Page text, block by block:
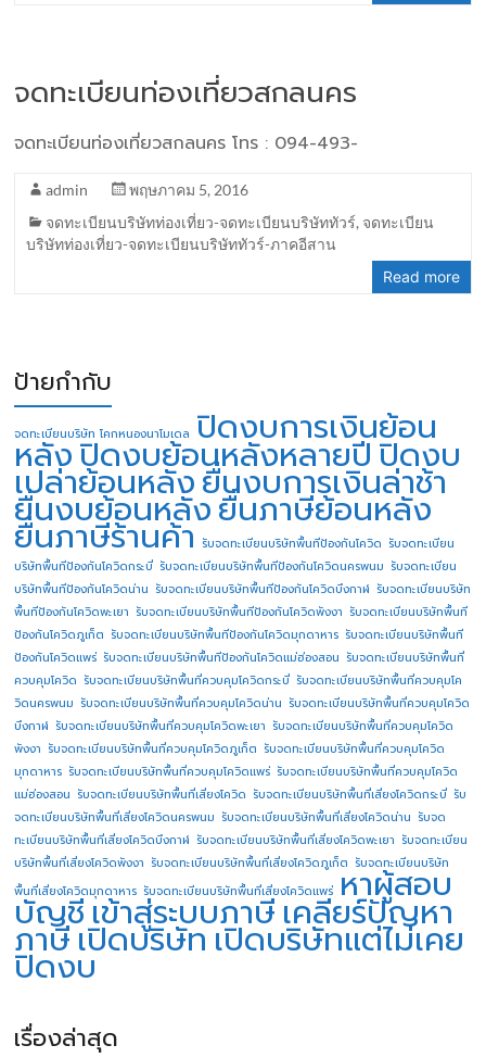
จดทะเบียนท่องเที่ยวสกลนคร
จดทะเบียนท่องเที่ยวสกลนคร โทร : 094-493-
admin
พฤษภาคม 5, 2016
จดทะเบียนบริษัทท่องเที่ยว-จดทะเบียนบริษัททัวร์, จดทะเบียน
บริษัทท่องเที่ยว-จดทะเบียนบริษัททัวร์-ภาคอีสาน
Read more
ป้ายกำกับ
จดทะเบียนบริษัท โคกหนองนาโมเดล ปิดงบการเงินย้อน
หลังปิดงบย้อนหลังหลายปี ปิดงบ
เปล่าย้อนหลังยื่นงบการเงินล่าช้า
ยื่นงบย้อนหลังยื่นภาษีย้อนหลัง
ยื่นภาษีร้านค้า รับจดทะเบียนบริษัทพื้นทีป้องกันโควิด รับจดทะเบียน
บริษัทพื้นทีป้องกันโควิดกระบี่ รับจดทะเบียนบริษัทพื้นทีป้องกันโควิดนครพนม รับจดทะเบียน
บริษัทพื้นทีป้องกันโควิดน่าน รับจดทะเบียนบริษัทพื้นทีป้องกันโควิดบึงกาฬ รับจดทะเบียนบริษัท
พื้นทีป้องกันโควิดพะเยา รับจดทะเบียนบริษัทพื้นทีป้องกันโควิดพังงา รับจดทะเบียนบริษัทพื้นที
ป้องกันโควิดภูเก็ต รับจดทะเบียนบริษัทพื้นทีป้องกันโควิดมุกดาหาร รับจดทะเบียนบริษัทพื้นที
ป้องกันโควิดแพร่ รับจดทะเบียนบริษัทพื้นทีป้องกันโควิดแม่ฮ่องสอน รับจดทะเบียนบริษัทพื้นที่
ควบคุมโควิด รับจดทะเบียนบริษัทพื้นที่ควบคุมโควิดกระบี่ รับจดทะเบียนบริษัทพื้นที่ควบคุมโค
วิดนครพนม รับจดทะเบียนบริษัทพื้นที่ควบคุมโควิดน่าน รับจดทะเบียนบริษัทพื้นที่ควบคุมโควิด
บึงกาฬ รับจดทะเบียนบริษัทพื้นที่ควบคุมโควิดพะเยา รับจดทะเบียนบริษัทพื้นที่ควบคุมโควิด
พังงา รับจดทะเบียนบริษัทพื้นที่ควบคุมโควิดภูเก็ต รับจดทะเบียนบริษัทพื้นที่ควบคุมโควิด
มุกดาหาร รับจดทะเบียนบริษัทพื้นที่ควบคุมโควิดแพร่ รับจดทะเบียนบริษัทพื้นที่ควบคุมโควิด
แม่ฮ่องสอน รับจดทะเบียนบริษัทพื้นที่เสี่ยงโควิด รับจดทะเบียนบริษัทพื้นที่เสี่ยงโควิดกระบี่ รับ
จดทะเบียนบริษัทพื้นที่เสี่ยงโควิดนครพนม รับจดทะเบียนบริษัทพื้นที่เสี่ยงโควิดน่าน รับจด
ทะเบียนบริษัทพื้นที่เสี่ยงโควิดบึงกาฬ รับจดทะเบียนบริษัทพื้นที่เสี่ยงโควิดพะเยา รับจดทะเบียน
บริษัทพื้นที่เสี่ยงโควิดพังงา รับจดทะเบียนบริษัทพื้นที่เสี่ยงโควิดภูเก็ต รับจดทะเบียนบริษัท
พื้นที่เสี่ยงโควิดมุกดาหาร รับจดทะเบียนบริษัทพื้นที่เสี่ยงโควิดแพร่ หาผู้สอบ
บัญชี เข้าสู่ระบบภาษี เคลียร์ปัญหา
ภาษีเปิดบริษัทเปิดบริษัทแต่ไม่เคย
ปิดงบ
เรื่องล่าสุด